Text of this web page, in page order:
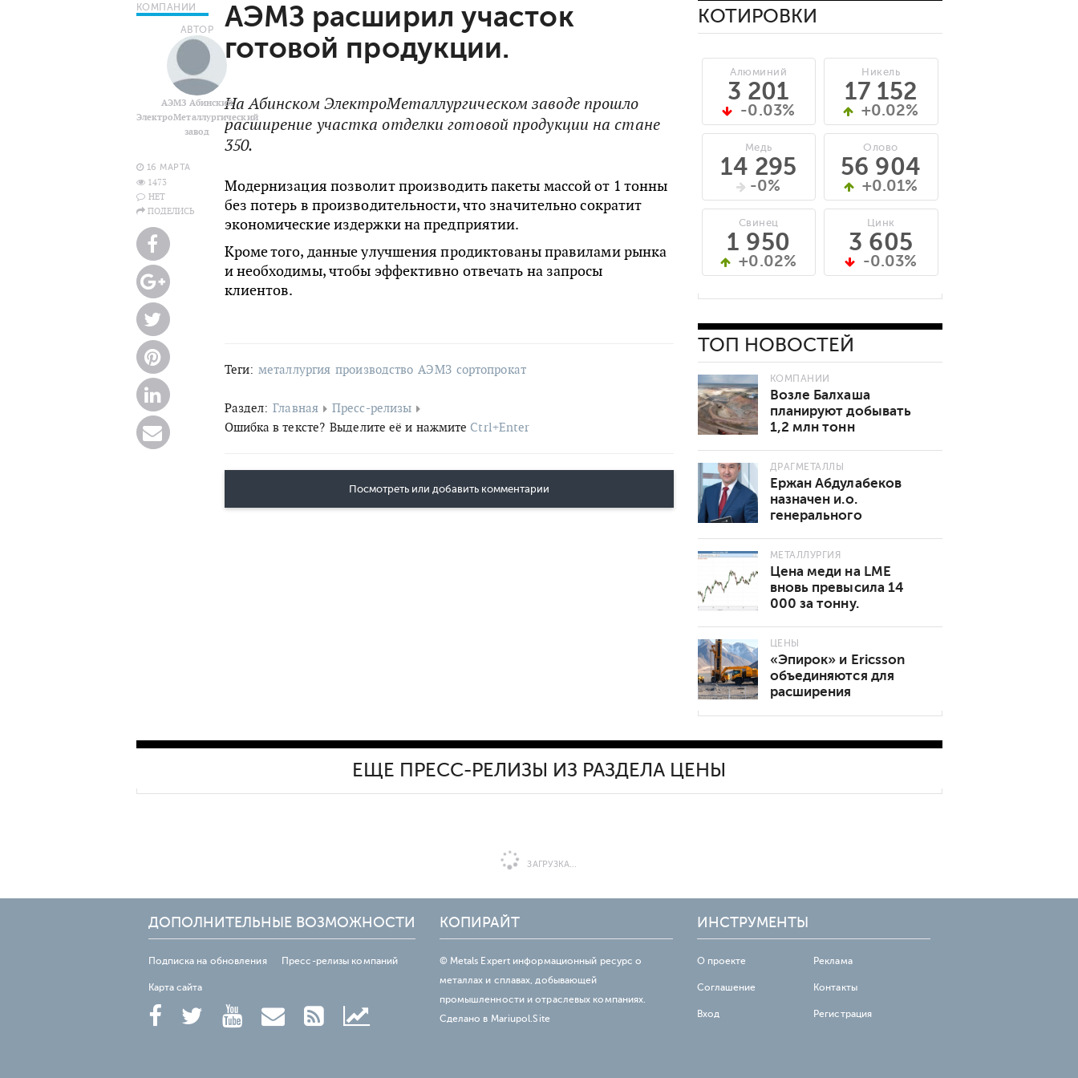
КОМПАНИИ
АВТОР
АЭМЗ Абинский
ЭлектроМеталлургический
завод
16 МАРТА
1473
НЕТ
ПОДЕЛИСЬ
АЭМЗ расширил участок
готовой продукции.
На Абинском ЭлектроМеталлургическом заводе прошло
расширение участка отделки готовой продукции на стане
350.
Модернизация позволит производить пакеты массой от 1 тонны
без потерь в производительности, что значительно сократит
экономические издержки на предприятии.
Кроме того, данные улучшения продиктованы правилами рынка
и необходимы, чтобы эффективно отвечать на запросы
клиентов.
Теги: металлургия производство АЭМЗ сортопрокат
Раздел: Главная
Пресс-релизы
Ошибка в тексте? Выделите её и нажмите Ctrl+Enter
Посмотреть или добавить комментарии
КОТИРОВКИ
Алюминий
3 201
-0.03%
Медь
14 295
-0%
Свинец
1 950
+0.02%
Никель
17 152
+0.02%
Олово
56 904
+0.01%
Цинк
3 605
-0.03%
ТОП НОВОСТЕЙ
КОМПАНИИ
Возле Балхаша
планируют добывать
1,2 млн тонн
руды в год
ДРАГМЕТАЛЛЫ
Ержан Абдулабеков
назначен и.о.
генерального
МЕТАЛЛУРГИЯ
Цена меди на LME
вновь превысила 14
000 за тонну.
роста
ЦЕНЫ
«Эпирок» и Ericsson
объединяются для
расширения
горнодобывающей
ЕЩЕ ПРЕСС-РЕЛИЗЫ ИЗ РАЗДЕЛА ЦЕНЫ
ЗАГРУЗКА...
ДОПОЛНИТЕЛЬНЫЕ ВОЗМОЖНОСТИ
Подписка на обновления Пресс-релизы компаний
Карта сайта
КОПИРАЙТ
© Metals Expert информационный ресурс о
металлах и сплавах, добывающей
промышленности и отраслевых компаниях.
Сделано в Mariupol.Site
ИНСТРУМЕНТЫ
О проекте Реклама
Соглашение Контакты
Вход Регистрация